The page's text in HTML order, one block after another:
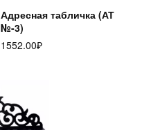
Адресная табличка (АТ
№-3)
1552.00₽